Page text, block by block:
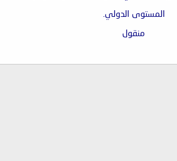
المستوى الدولي.
منقول